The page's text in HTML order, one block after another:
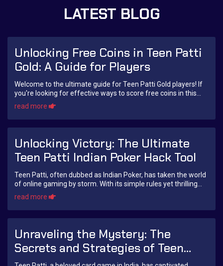
LATEST BLOG
Unlocking Free Coins in Teen Patti
Gold: A Guide for Players
Welcome to the ultimate guide for Teen Patti Gold players! If
you're looking for effective ways to score free coins in this
exciting card game, you’ve...
read more
Unlocking Victory: The Ultimate
Teen Patti Indian Poker Hack Tool
Teen Patti, often dubbed as Indian Poker, has taken the world
of online gaming by storm. With its simple rules yet thrilling
gameplay, it has captured...
read more
Unraveling the Mystery: The
Secrets and Strategies of Teen
Patti